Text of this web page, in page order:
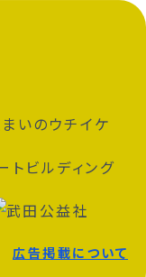
広告掲載について